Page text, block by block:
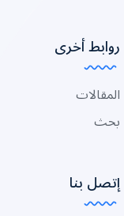
روابط أخرى
المقالات
بحث
إتصل بنا